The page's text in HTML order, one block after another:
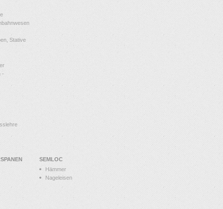
Stative
-
SEMLOC
Hämmer
Nageleisen